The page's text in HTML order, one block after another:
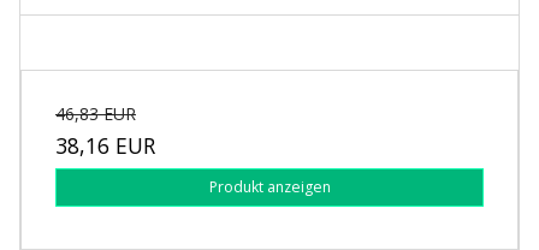
46,83 EUR
38,16 EUR
Produkt anzeigen